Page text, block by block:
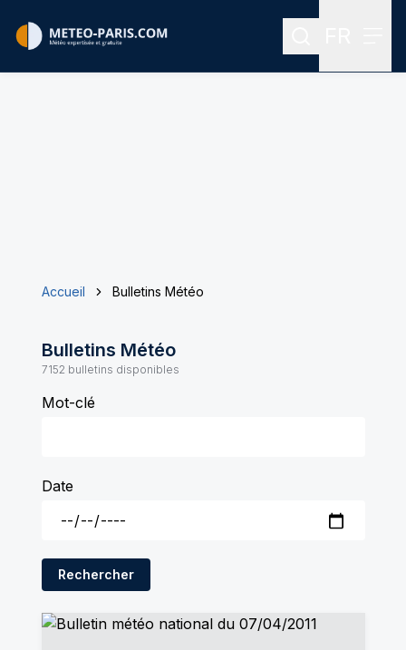
Rechercher
Accueil Bulletins Météo
Bulletins Météo
7152 bulletins disponibles
Mot-clé
Date
Rechercher